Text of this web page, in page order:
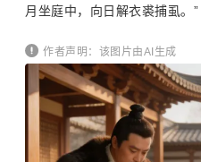
月坐庭中，向日解衣裘捕虱。”
作者声明：该图片由AI生成